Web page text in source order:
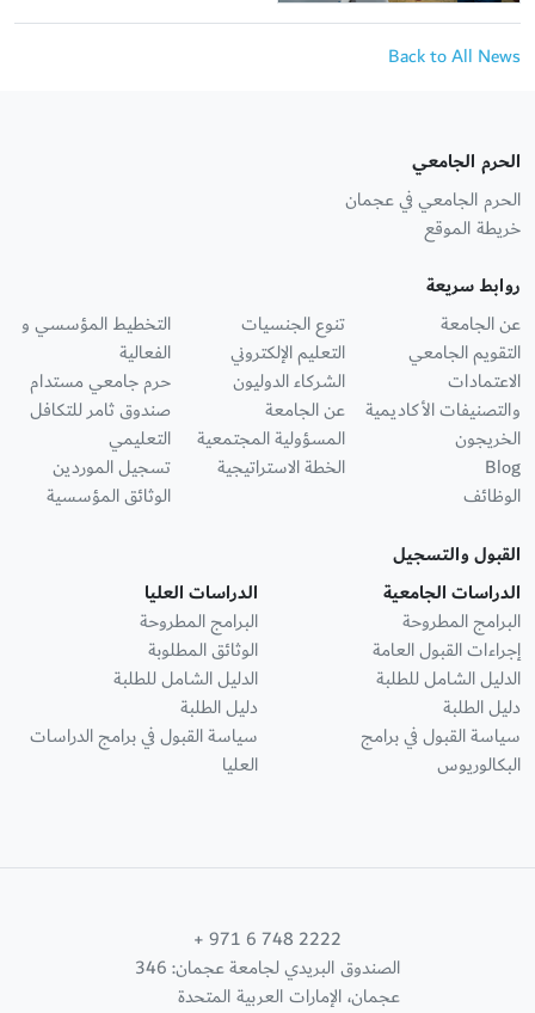
Back to All News
الحرم الجامعي
الحرم الجامعي في عجمان
خريطة الموقع
روابط سريعة
عن الجامعة
التقويم الجامعي
الاعتمادات
والتصنيفات الأكاديمية
الخريجون
Blog
الوظائف
تنوع الجنسيات
التعليم الإلكتروني
الشركاء الدوليون
عن الجامعة
المسؤولية المجتمعية
الخطة الاستراتيجية
التخطيط المؤسسي و
الفعالية
حرم جامعي مستدام
صندوق ثامر للتكافل
التعليمي
تسجيل الموردين
الوثائق المؤسسية
القبول والتسجيل
الدراسات الجامعية
البرامج المطروحة
إجراءات القبول العامة
الدليل الشامل للطلبة
دليل الطلبة
سياسة القبول في برامج
البكالوريوس
الدراسات العليا
البرامج المطروحة
الوثائق المطلوبة
الدليل الشامل للطلبة
دليل الطلبة
سياسة القبول في برامج الدراسات
العليا
+ 971 6 748 2222
الصندوق البريدي لجامعة عجمان: 346
عجمان، الإمارات العربية المتحدة